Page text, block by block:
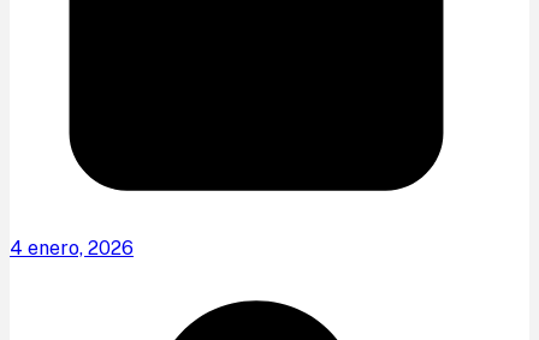
4 enero, 2026